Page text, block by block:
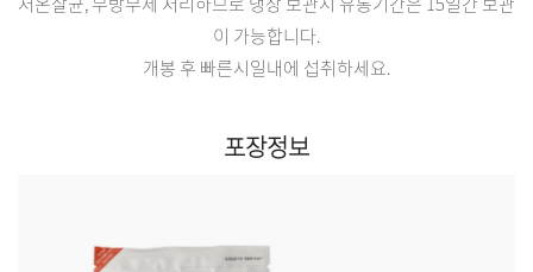
이 가능합니다.
개봉 후 빠른시일내에 섭취하세요.
포장정보